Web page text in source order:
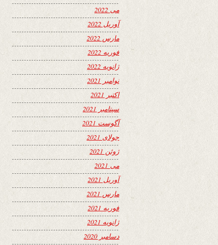
می 2022
آوریل 2022
مارس 2022
فوریه 2022
ژانویه 2022
نوامبر 2021
اکتبر 2021
سپتامبر 2021
آگوست 2021
جولای 2021
ژوئن 2021
می 2021
آوریل 2021
مارس 2021
فوریه 2021
ژانویه 2021
دسامبر 2020